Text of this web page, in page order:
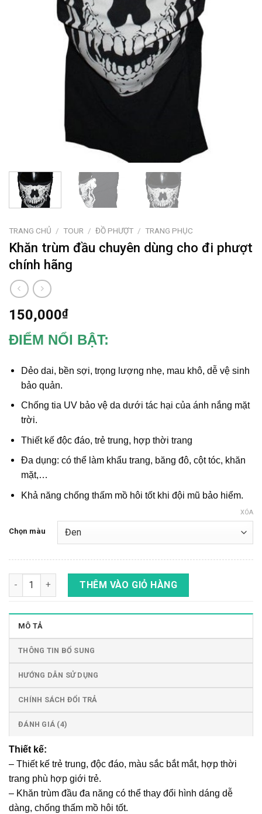
TRANG CHỦ / TOUR / ĐỒ PHƯỢT / TRANG PHỤC
Khăn trùm đầu chuyên dùng cho đi phượt
chính hãng
150,000₫
ĐIỂM NỔI BẬT:
Dẻo dai, bền sợi, trọng lượng nhẹ, mau khô, dễ vệ sinh
bảo quản.
Chống tia UV bảo vệ da dưới tác hại của ánh nắng mặt
trời.
Thiết kế độc đáo, trẻ trung, hợp thời trang
Đa dụng: có thể làm khẩu trang, băng đô, cột tóc, khăn
mặt,…
Khả năng chống thấm mồ hôi tốt khi đội mũ bảo hiểm.
Chọn màu
XÓA
Khăn trùm đầu chuyên dùng cho đi phượt chính hãng số lượng
THÊM VÀO GIỎ HÀNG
MÔ TẢ
THÔNG TIN BỔ SUNG
HƯỚNG DẪN SỬ DỤNG
CHÍNH SÁCH ĐỔI TRẢ
ĐÁNH GIÁ (4)
Thiết kế:
– Thiết kế trẻ trung, độc đáo, màu sắc bắt mắt, hợp thời
trang phù hợp giới trẻ.
– Khăn trùm đầu đa năng có thể thay đổi hình dáng dễ
dàng, chống thấm mồ hôi tốt.